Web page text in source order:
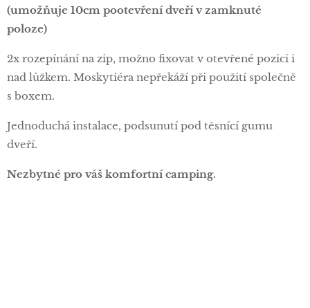
(umožňuje 10cm pootevření dveří v zamknuté
poloze)
2x rozepínání na zip, možno fixovat v otevřené pozici i
nad lůžkem. Moskytiéra nepřekáží při použití společně
s boxem.
Jednoduchá instalace, podsunutí pod těsnící gumu
dveří.
Nezbytné pro váš komfortní camping.